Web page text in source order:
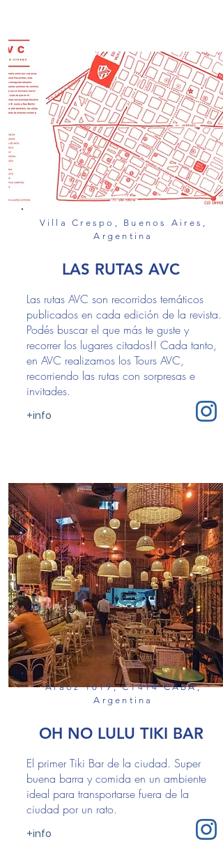
Villa Crespo, Buenos Aires,
Argentina
LAS RUTAS AVC
Las rutas AVC son recorridos temáticos
publicados en cada edición de la revista.
Podés buscar el que más te guste y
recorrer los lugares citados!! Cada tanto,
en AVC realizamos los Tours AVC,
recorriendo las rutas con sorpresas e
invitades.
+info
Aráoz 1019, C1414 CABA,
Argentina
OH NO LULU TIKI BAR
El primer Tiki Bar de la ciudad. Super
buena barra y comida en un ambiente
ideal para transportarse fuera de la
ciudad por un rato.
+info